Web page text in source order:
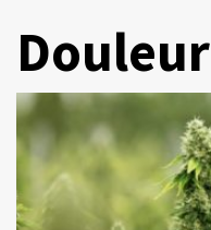
Douleur